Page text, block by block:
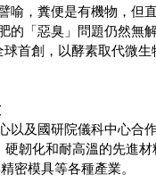
喻，糞便是有機物，
的「惡臭」問題仍然
首創，以酵素取代微
以及國研院儀科中心
韌化和耐高溫的先進
密模具等各種產業。